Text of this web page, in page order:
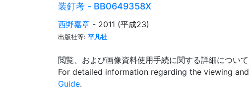
装釘考 - BB0649358X
西野嘉章 - 2011 (平成23)
出版社等: 平凡社
閲覧、および画像資料使用手続に関する詳細につい
For detailed information regarding the viewing
Guide.